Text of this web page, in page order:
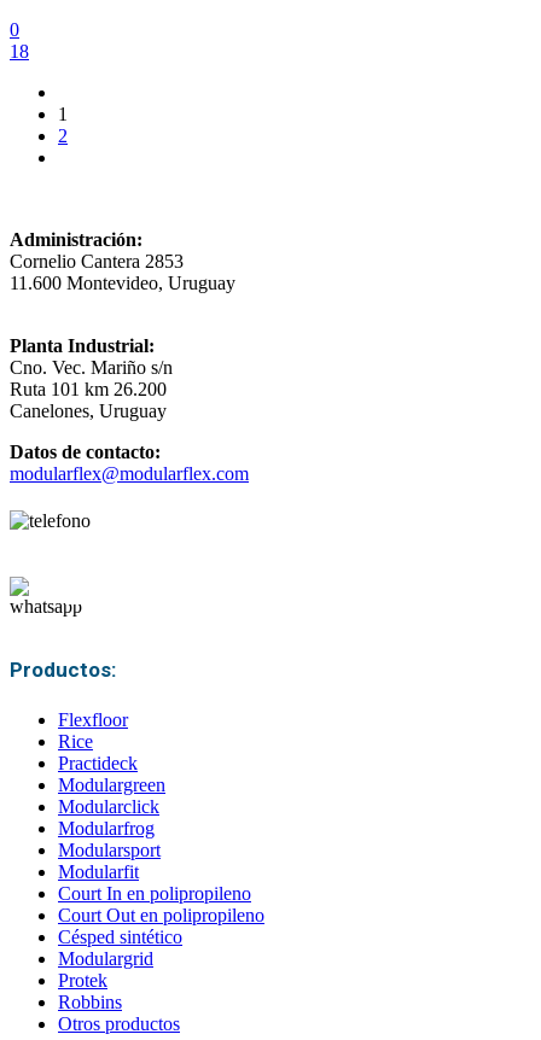
0
18
1
2
Administración:
Cornelio Cantera 2853
11.600 Montevideo, Uruguay
Planta Industrial:
Cno. Vec. Mariño s/n
Ruta 101 km 26.200
Canelones, Uruguay
Datos de contacto:
modularflex@modularflex.com
Productos:
Flexfloor
Rice
Practideck
Modulargreen
Modularclick
Modularfrog
Modularsport
Modularfit
Court In en polipropileno
Court Out en polipropileno
Césped sintético
Modulargrid
Protek
Robbins
Otros productos